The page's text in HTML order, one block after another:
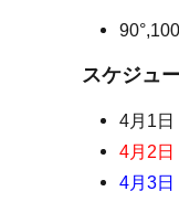
スケジュ
4月1日
4月2日
4月3日